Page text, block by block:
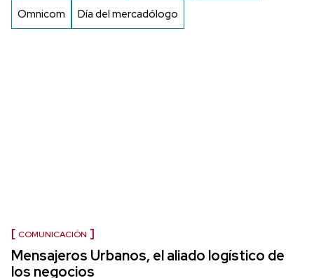
Omnicom Día del mercadólogo
COMUNICACIÓN
Mensajeros Urbanos, el aliado logístico de
los negocios